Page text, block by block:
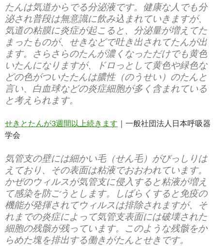
たんは気道からでる分泌液です。健康な人でも分
泌され普段は無意識に飲み込まれていきますが、
気道の粘膜に炎症が起こると、分泌量が増えてた
まったものが、せきなどで吐き出されてたんが出
ます。さらさらのたんが濃くなっただけでも黄色
いたんになりますが、ドロっとして黄色や緑色な
どの色がついたたんは膿性（のうせい）のたんと
言い、白血球などの炎症細胞が多く含まれている
と考えられます。
せきとたんが3週間以上続きます ｜一般社団法人日本呼吸器
学会
気管支の壁には細かい毛（せん毛）がびっしりは
えており、その表面は粘液でおおわれています。
かぜのウィルスが気管支に侵入すると粘液が増え
て感染を防ごうとします。しばらくすると免疫の
機能が発揮されてウィルスは排除されますが、そ
れまでの炎症によって気管支表面には破壊された
細胞の残骸が残っています。このような残骸をか
らめた塊を排出する働きがたんとせきです。